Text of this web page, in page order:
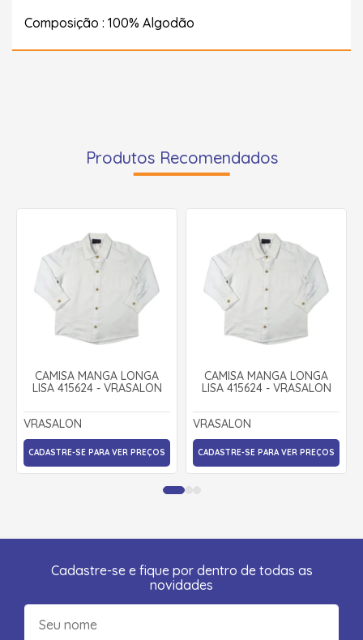
Composição : 100% Algodão
Produtos Recomendados
CAMISA MANGA LONGA
LISA 415624 - VRASALON
VRASALON
CADASTRE-SE PARA VER PREÇOS
CAMISA MANGA LONGA
LISA 415624 - VRASALON
VRASALON
CADASTRE-SE PARA VER PREÇOS
Cadastre-se e fique por dentro de todas as
novidades